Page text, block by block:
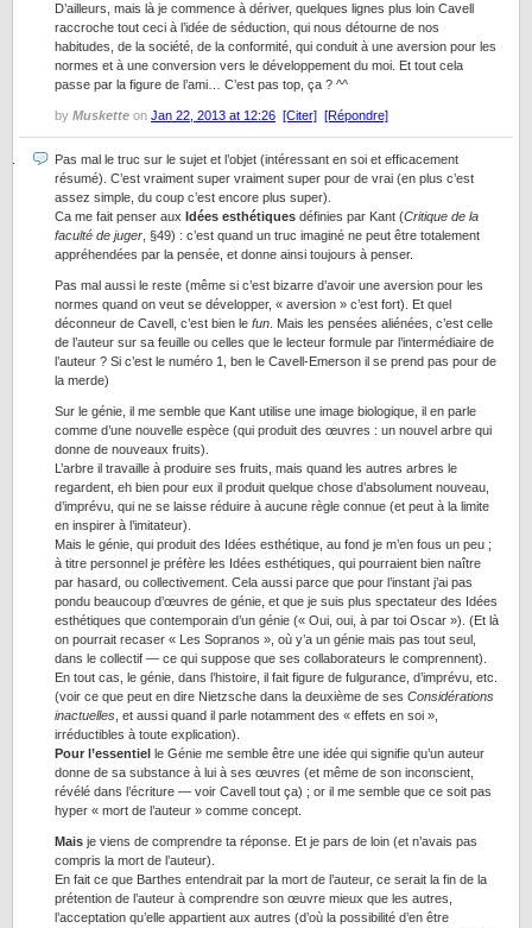
D’ailleurs, mais là je commence à dériver, quelques lignes plus loin Cavell
raccroche tout ceci à l’idée de séduction, qui nous détourne de nos
habitudes, de la société, de la conformité, qui conduit à une aversion pour les
normes et à une conversion vers le développement du moi. Et tout cela
passe par la figure de l’ami… C’est pas top, ça ? ^^
by Muskette on Jan 22, 2013 at 12:26 [Citer] [Répondre]
Pas mal le truc sur le sujet et l’objet (intéressant en soi et efficacement
résumé). C’est vraiment super vraiment super pour de vrai (en plus c’est
assez simple, du coup c’est encore plus super).
Ca me fait penser aux Idées esthétiques définies par Kant (Critique de la
faculté de juger , §49) : c’est quand un truc imaginé ne peut être totalement
appréhendées par la pensée, et donne ainsi toujours à penser.
Pas mal aussi le reste (même si c’est bizarre d’avoir une aversion pour les
normes quand on veut se développer, « aversion » c’est fort). Et quel
déconneur de Cavell, c’est bien le fun . Mais les pensées aliénées, c’est celle
de l’auteur sur sa feuille ou celles que le lecteur formule par l’intermédiaire de
l’auteur ? Si c’est le numéro 1, ben le Cavell-Emerson il se prend pas pour de
la merde)
Sur le génie, il me semble que Kant utilise une image biologique, il en parle
comme d’une nouvelle espèce (qui produit des œuvres : un nouvel arbre qui
donne de nouveaux fruits).
L’arbre il travaille à produire ses fruits, mais quand les autres arbres le
regardent, eh bien pour eux il produit quelque chose d’absolument nouveau,
d’imprévu, qui ne se laisse réduire à aucune règle connue (et peut à la limite
en inspirer à l’imitateur).
Mais le génie, qui produit des Idées esthétique, au fond je m’en fous un peu ;
à titre personnel je préfère les Idées esthétiques, qui pourraient bien naître
par hasard, ou collectivement. Cela aussi parce que pour l’instant j’ai pas
pondu beaucoup d’œuvres de génie, et que je suis plus spectateur des Idées
esthétiques que contemporain d’un génie (« Oui, oui, à par toi Oscar »). (Et là
on pourrait recaser « Les Sopranos », où y’a un génie mais pas tout seul,
dans le collectif — ce qui suppose que ses collaborateurs le comprennent).
En tout cas, le génie, dans l’histoire, il fait figure de fulgurance, d’imprévu, etc.
(voir ce que peut en dire Nietzsche dans la deuxième de ses Considérations
inactuelles , et aussi quand il parle notamment des « effets en soi »,
irréductibles à toute explication).
Pour l’essentiel le Génie me semble être une idée qui signifie qu’un auteur
donne de sa substance à lui à ses œuvres (et même de son inconscient,
révélé dans l’écriture — voir Cavell tout ça) ; or il me semble que ce soit pas
hyper « mort de l’auteur » comme concept.
Mais je viens de comprendre ta réponse. Et je pars de loin (et n’avais pas
compris la mort de l’auteur).
En fait ce que Barthes entendrait par la mort de l’auteur, ce serait la fin de la
prétention de l’auteur à comprendre son œuvre mieux que les autres,
l’acceptation qu’elle appartient aux autres (d’où la possibilité d’en être